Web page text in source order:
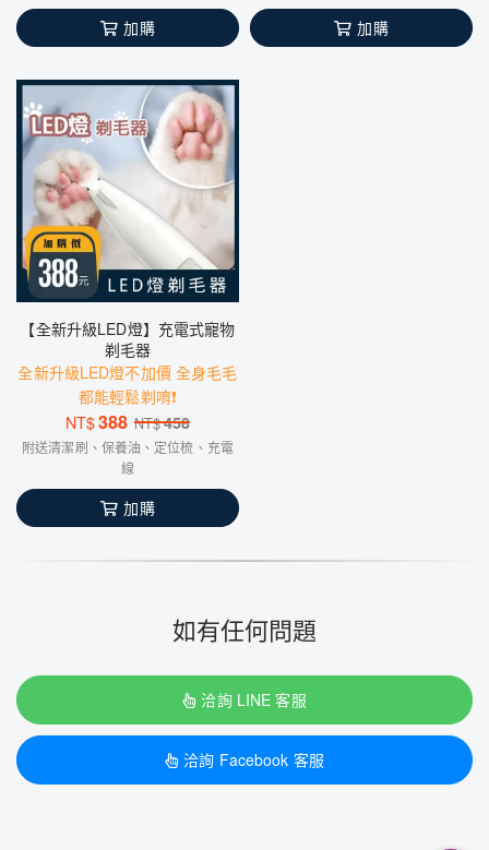
加購 加購
【全新升級LED燈】充電式寵物
剃毛器
全新升級LED燈不加價 全身毛毛
都能輕鬆剃唷❗️
NT$388 NT$458
附送清潔刷、保養油、定位梳、充電
線
加購
如有任何問題
洽詢 LINE 客服
洽詢 Facebook 客服